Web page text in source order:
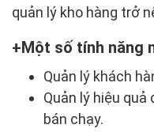
quản lý kho hàng trở
Một số tính năng
Quản lý khách
Quản lý hiệu
bán chạy.